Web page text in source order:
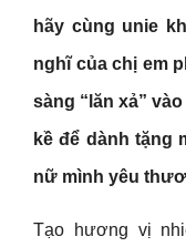
hãy cùng unie
nghĩ của chị em
sàng “lăn xả”
kề để dành tặng
nữ mình yêu
Tạo hương vị